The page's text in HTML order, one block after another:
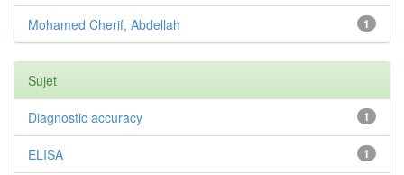
1
Mohamed Cherif, Abdellah
Sujet
1
Diagnostic accuracy
1
ELISA